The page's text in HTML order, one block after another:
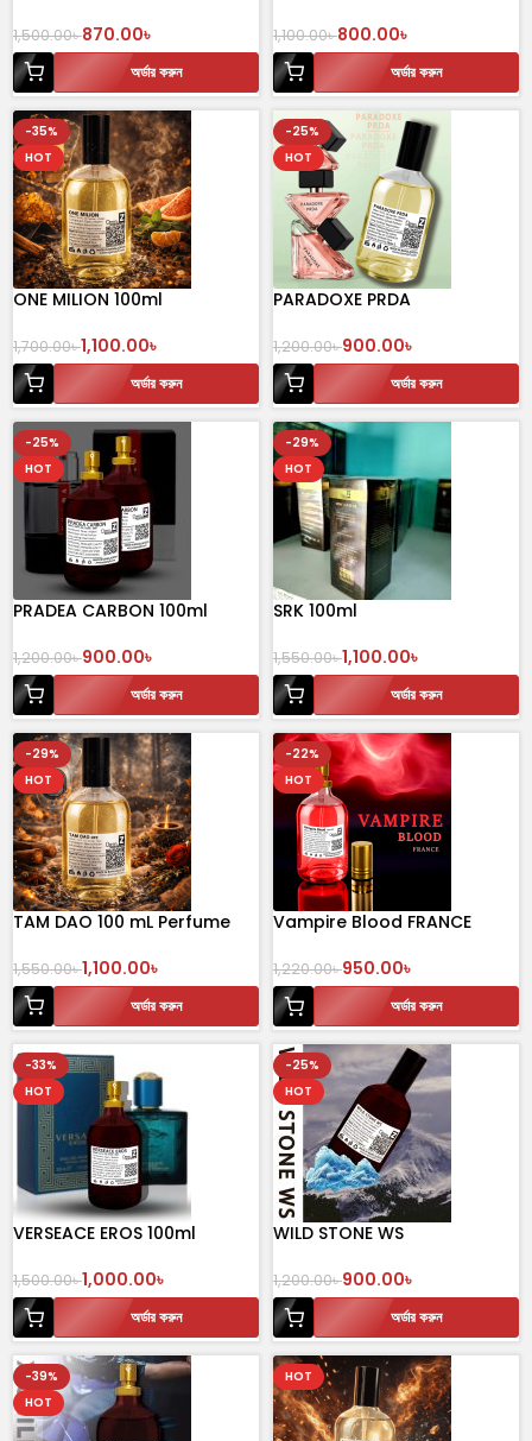
1,500.00৳870.00৳
অর্ডার করুন
1,100.00৳800.00৳
অর্ডার করুন
-35%
HOT
ONE MILION 100ml
1,700.00৳1,100.00৳
অর্ডার করুন
-25%
HOT
PARADOXE PRDA
1,200.00৳900.00৳
অর্ডার করুন
-25%
HOT
PRADEA CARBON 100ml
1,200.00৳900.00৳
অর্ডার করুন
-29%
HOT
SRK 100ml
1,550.00৳1,100.00৳
অর্ডার করুন
-29%
HOT
TAM DAO 100 mL Perfume
1,550.00৳1,100.00৳
অর্ডার করুন
-22%
HOT
Vampire Blood FRANCE
1,220.00৳950.00৳
অর্ডার করুন
-33%
HOT
VERSEACE EROS 100ml
1,500.00৳1,000.00৳
অর্ডার করুন
-25%
HOT
WILD STONE WS
1,200.00৳900.00৳
অর্ডার করুন
-39%
HOT
HOT